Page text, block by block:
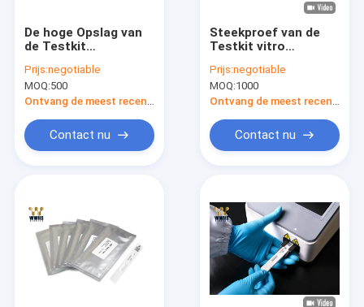
De hoge Opslag van
de Testkit
assay diagnostic
rechts van
Gevoeligheidspct
Prijs:negotiable
MOQ:500
Contact nu
Steekproef van de
Testkit vitro
Procalcitoninpct
combineert de Snelle
met fluorescently-
Prijs:negotiable
MOQ:1000
Contact nu